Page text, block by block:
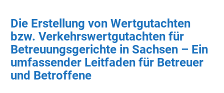
Die Erstellung von Wertgutachten
bzw. Verkehrswertgutachten für
Betreuungsgerichte in Sachsen – Ein
umfassender Leitfaden für Betreuer
und Betroffene